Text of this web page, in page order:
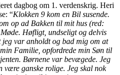
dagbog om 1. verdenskrig. Heri
“Klokken 9 kom en Bil susende.
op ad Bakken til mit hus (red:
Høfligt, undseligt og delvis
var anholdt og bad mig om at
Familie, opfordrede min Søn til
Børnene var bevægede. Jeg
være ganske rolige. Jeg skal nok